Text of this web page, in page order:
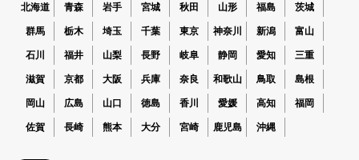
北海道 青森 岩手 宮城 秋田 山形 福島 茨城
群馬 栃木 埼玉 千葉 東京 神奈川 新潟 富山
石川 福井 山梨 長野 岐阜 静岡 愛知 三重
滋賀 京都 大阪 兵庫 奈良 和歌山 鳥取 島根
岡山 広島 山口 徳島 香川 愛媛 高知 福岡
佐賀 長崎 熊本 大分 宮崎 鹿児島 沖縄